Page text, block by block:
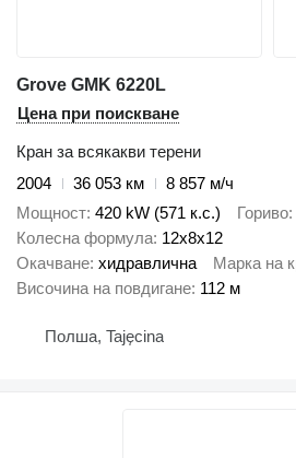
Grove GMK 6220L
Цена при поискване
Кран за всякакви терени
2004
36 053 км
8 857 м/ч
Мощност 420 kW (571 к.с.) Гориво
Колесна формула 12x8x12
Окачване хидравлична Марка на
Височина на повдигане 112 м
Полша, Tajęcina